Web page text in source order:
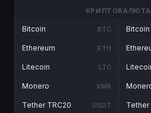
КРИПТОВАЛЮТА
Bitcoin BTC
Ethereum ETH
Litecoin LTC
Monero XMR
Tether TRC20 USDT
Bitcoin
Tether